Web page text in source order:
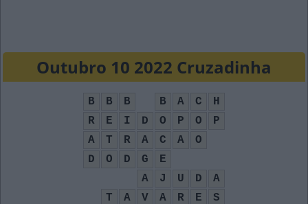
Outubro 10 2022 Cruzadinha
B B B B A C
H
R
E I D O P O
P
A
T R A C A
O
D
O D G
E
A
J U D
A
T
A V A R E
S